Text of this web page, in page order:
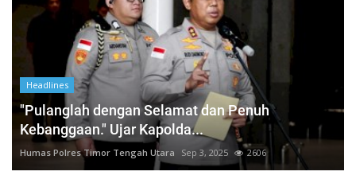
Headlines
"Pulanglah dengan Selamat dan Penuh
Kebanggaan." Ujar Kapolda...
Humas Polres Timor Tengah Utara Sep 3, 2025 2606